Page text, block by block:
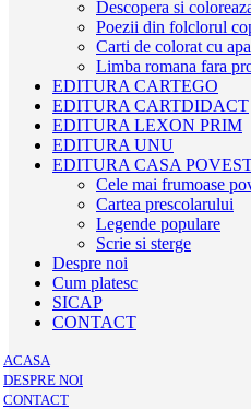
Descopera si
Poezii din folclorul
Carti de colorat cu
Limba romana fara
EDITURA CARTEGO
EDITURA CARTDIDACT
EDITURA LEXON PRIM
EDITURA UNU
EDITURA CASA
Cele mai frumoase
Cartea prescolarului
Legende populare
Scrie si sterge
Despre noi
Cum platesc
SICAP
CONTACT
ACASA
DESPRE NOI
CONTACT